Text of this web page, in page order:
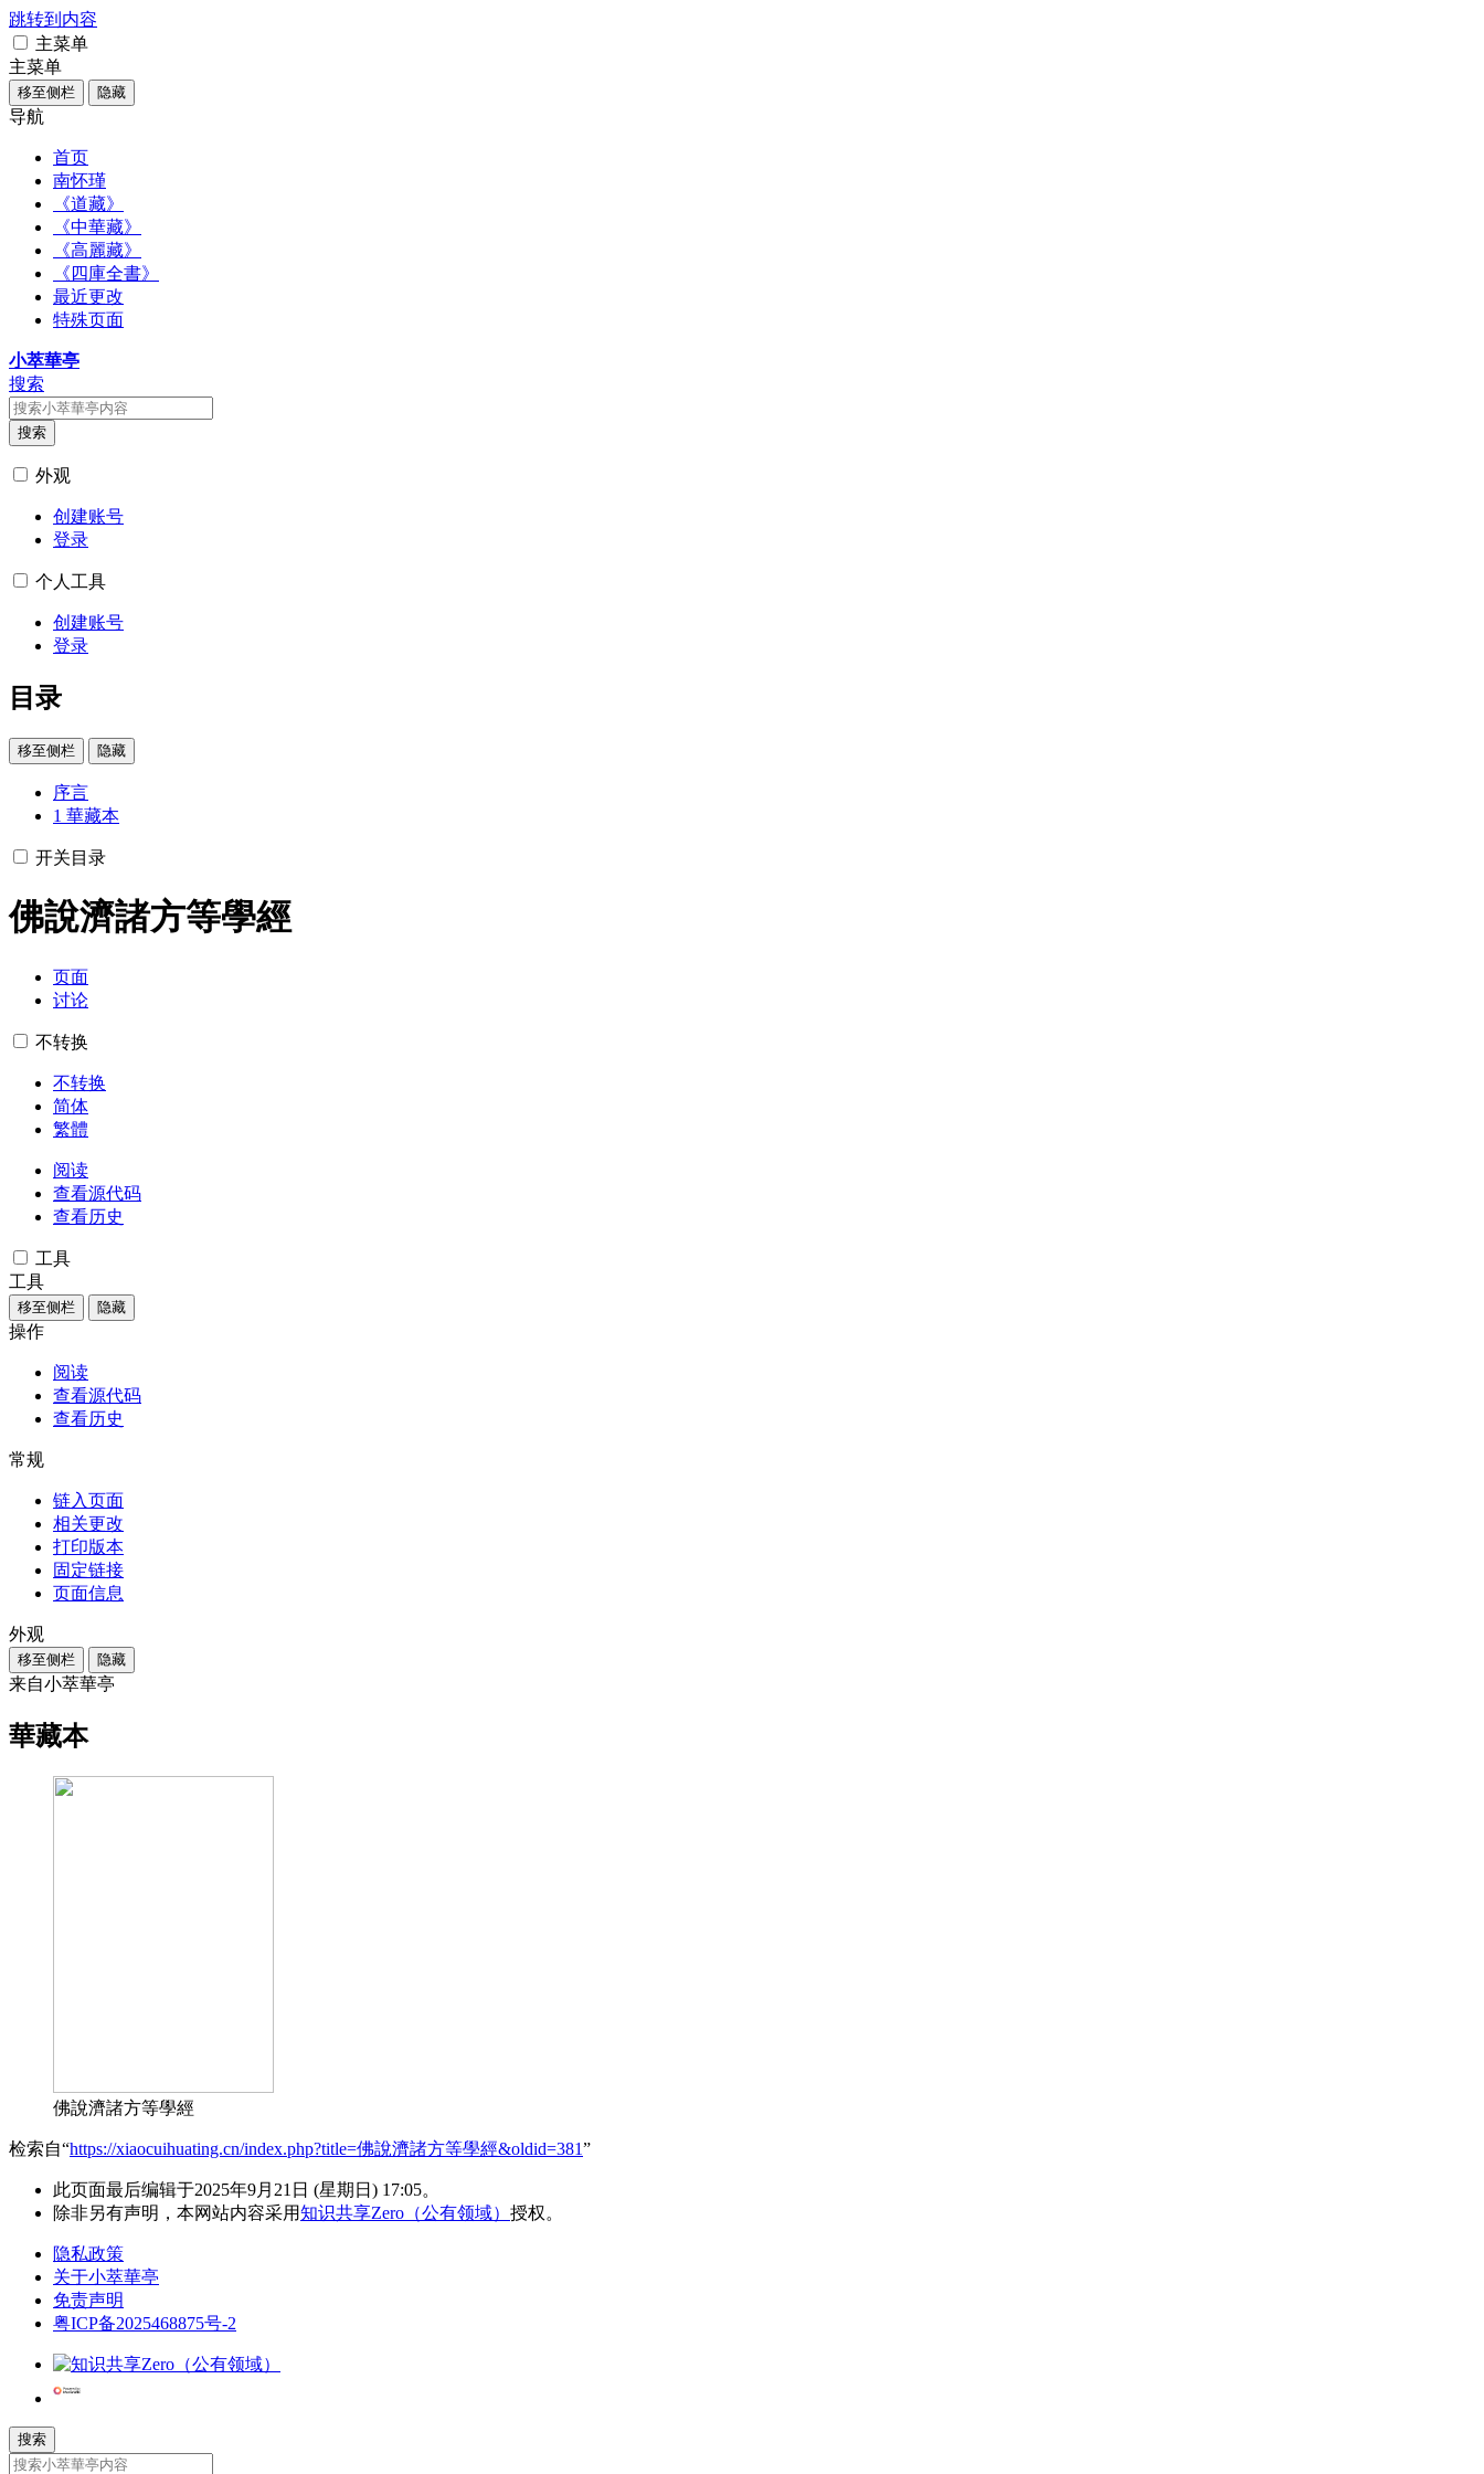
跳转到内容
主菜单
主菜单
移至侧栏 隐藏
导航
首页
南怀瑾
《道藏》
《中華藏》
《高麗藏》
《四庫全書》
最近更改
特殊页面
小萃華亭
搜索
搜索
外观
创建账号
登录
个人工具
创建账号
登录
目录
移至侧栏 隐藏
序言
1 華藏本
开关目录
佛說濟諸方等學經
页面
讨论
不转换
不转换
简体
繁體
阅读
查看源代码
查看历史
工具
工具
移至侧栏 隐藏
操作
阅读
查看源代码
查看历史
常规
链入页面
相关更改
打印版本
固定链接
页面信息
外观
移至侧栏 隐藏
来自小萃華亭
華藏本
佛說濟諸方等學經
检索自“https://xiaocuihuating.cn/index.php?title=佛說濟諸方等學經&oldid=381”
此页面最后编辑于2025年9月21日 (星期日) 17:05。
除非另有声明，本网站内容采用知识共享Zero（公有领域） 授权。
隐私政策
关于小萃華亭
免责声明
粤ICP备2025468875号-2
搜索